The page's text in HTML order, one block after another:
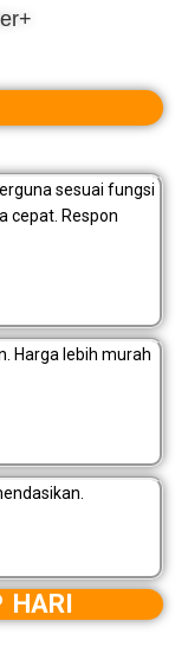
sesuai fungsi
cepat. Respon
Harga lebih murah
HARI